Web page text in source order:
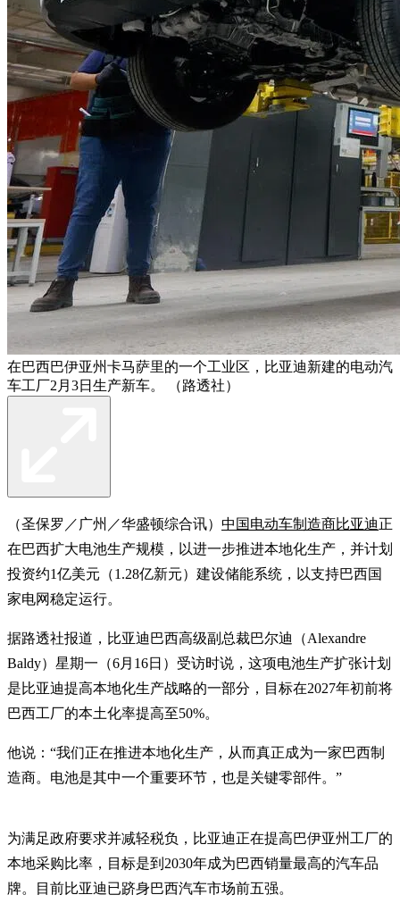
在巴西巴伊亚州卡马萨里的一个工业区，比亚迪新建的电动汽
车工厂2月3日生产新车。 （路透社）
（圣保罗／广州／华盛顿综合讯） 中国电动车制造商比亚迪正
在巴西扩大电池生产规模，以进一步推进本地化生产，并计划
投资约1亿美元（1.28亿新元）建设储能系统，以支持巴西国
家电网稳定运行。
据路透社报道，比亚迪巴西高级副总裁巴尔迪（Alexandre
Baldy）星期一（6月16日）受访时说，这项电池生产扩张计划
是比亚迪提高本地化生产战略的一部分，目标在2027年初前将
巴西工厂的本土化率提高至50%。
他说：“我们正在推进本地化生产，从而真正成为一家巴西制
造商。电池是其中一个重要环节，也是关键零部件。”
为满足政府要求并减轻税负，比亚迪正在提高巴伊亚州工厂的
本地采购比率，目标是到2030年成为巴西销量最高的汽车品
牌。目前比亚迪已跻身巴西汽车市场前五强。